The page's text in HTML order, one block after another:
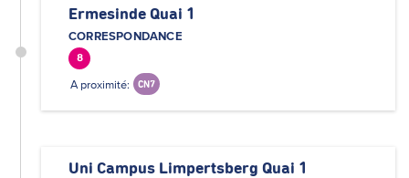
Ermesinde Quai 1
CORRESPONDANCE
8
A proximité: CN7
Uni Campus Limpertsberg Quai 1